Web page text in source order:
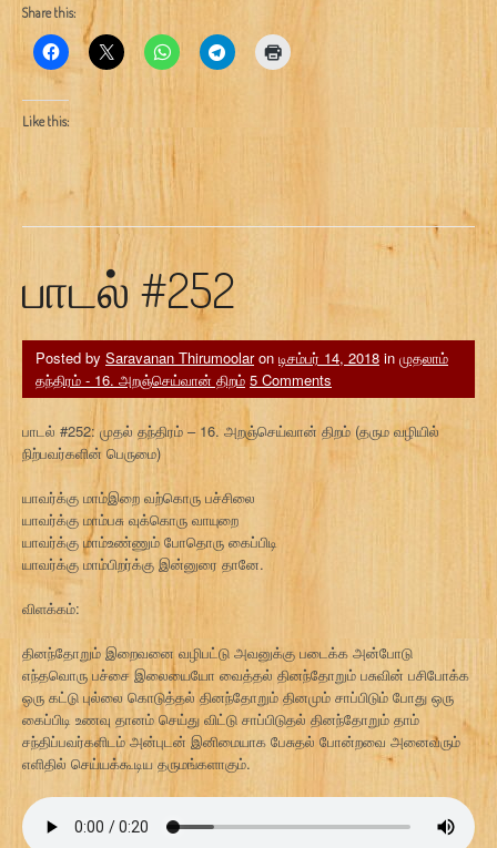
Share this:
Like this:
பாடல் #252
Posted by Saravanan Thirumoolaron டிசம்பர் 14, 2018 in முதலாம்
தந்திரம் - 16. அறஞ்செய்வான் திறம் 5 Comments
பாடல் #252: முதல் தந்திரம் – 16. அறஞ்செய்வான் திறம் (தரும வழியில்
நிற்பவர்களின் பெருமை)
யாவர்க்கு மாம்இறை வற்கொரு பச்சிலை
யாவர்க்கு மாம்பசு வுக்கொரு வாயுறை
யாவர்க்கு மாம்உண்ணும் போதொரு கைப்பிடி
யாவர்க்கு மாம்பிறர்க்கு இன்னுரை தானே.
விளக்கம்:
தினந்தோறும் இறைவனை வழிபட்டு அவனுக்கு படைக்க அன்போடு
எந்தவொரு பச்சை இலையையோ வைத்தல் தினந்தோறும் பசுவின் பசிபோக்க
ஒரு கட்டு புல்லை கொடுத்தல் தினந்தோறும் தினமும் சாப்பிடும் போது ஒரு
கைப்பிடி உணவு தானம் செய்து விட்டு சாப்பிடுதல் தினந்தோறும் தாம்
சந்திப்பவர்களிடம் அன்புடன் இனிமையாக பேசுதல் போன்றவை அனைவரும்
எளிதில் செய்யக்கூடிய தருமங்களாகும்.